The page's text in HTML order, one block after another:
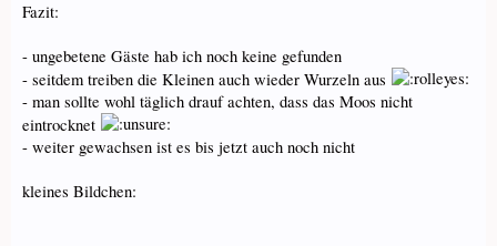
Fazit:
- ungebetene Gäste hab ich noch keine gefunden
- seitdem treiben die Kleinen auch wieder Wurzeln aus
- man sollte wohl täglich drauf achten, dass das Moos nicht
eintrocknet
- weiter gewachsen ist es bis jetzt auch noch nicht
kleines Bildchen: